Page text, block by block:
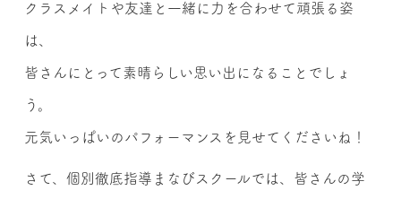
クラスメイトや友達と一緒に力を合わせて頑張る姿
は、
皆さんにとって素晴らしい思い出になることでしょ
う。
元気いっぱいのパフォーマンスを見せてくださいね！
さて、個別徹底指導まなびスクールでは、皆さんの学